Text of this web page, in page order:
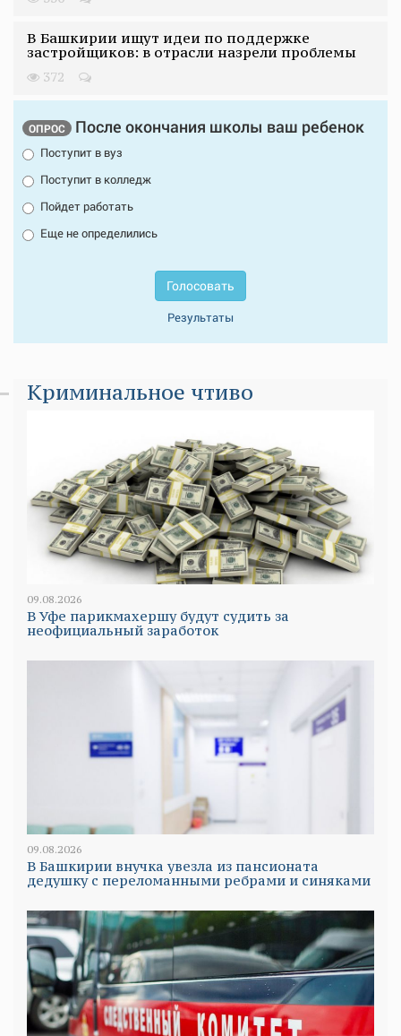
В Башкирии ищут идеи по поддержке
застройщиков: в отрасли назрели проблемы
372
ОПРОС После окончания школы ваш ребенок
Поступит в вуз
Поступит в колледж
Пойдет работать
Еще не определились
Голосовать
Результаты
Криминальное чтиво
09.08.2026
В Уфе парикмахершу будут судить за
неофициальный заработок
09.08.2026
В Башкирии внучка увезла из пансионата
дедушку с переломанными ребрами и синяками